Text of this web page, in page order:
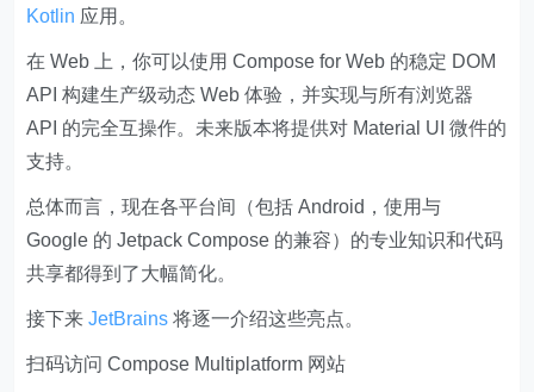
Kotlin 应用。
在 Web 上，你可以使用 Compose for Web 的稳定 DOM
API 构建生产级动态 Web 体验，并实现与所有浏览器
API 的完全互操作。未来版本将提供对 Material UI 微件的
支持。
总体而言，现在各平台间（包括 Android，使用与
Google 的 Jetpack Compose 的兼容）的专业知识和代码
共享都得到了大幅简化。
接下来JetBrains 将逐一介绍这些亮点。
扫码访问 Compose Multiplatform 网站